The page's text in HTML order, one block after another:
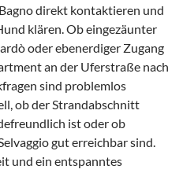
direkt kontaktieren und
klären. Ob eingezäunter
oder ebenerdiger Zugang
an der Uferstraße nach
sind problemlos
ob der Strandabschnitt
ist oder ob
gut erreichbar sind.
und ein entspanntes